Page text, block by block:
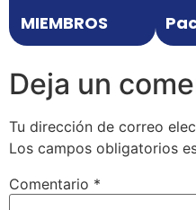
MIEMBROS
Deja un
Tu dirección de correo
Los campos obligatorios
Comentario *